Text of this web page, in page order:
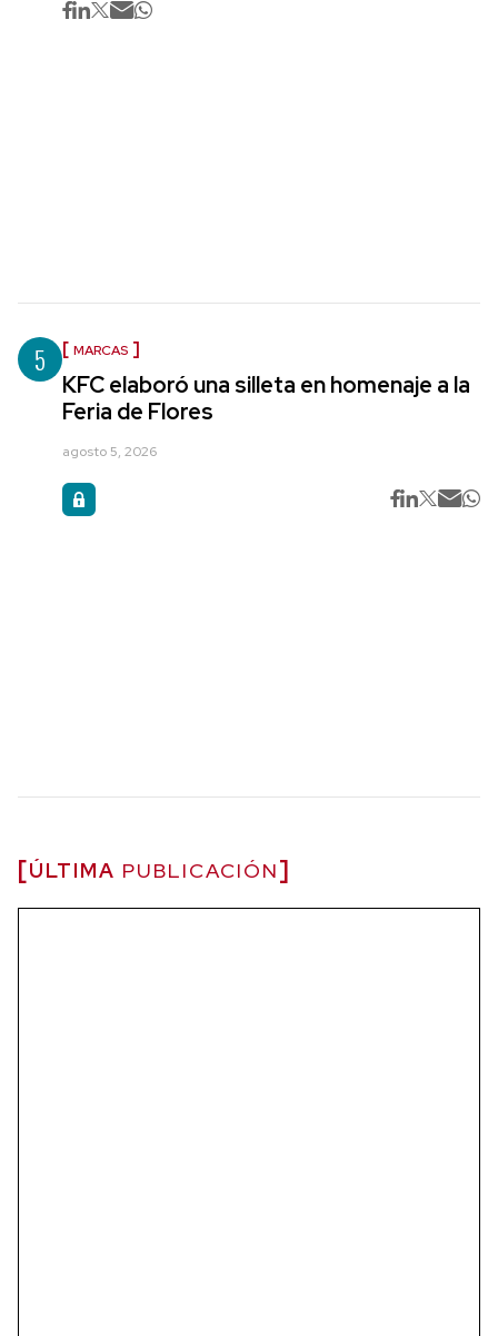
5 MARCAS
KFC elaboró una silleta en homenaje a la
Feria de Flores
agosto 5, 2026
ÚLTIMA PUBLICACIÓN